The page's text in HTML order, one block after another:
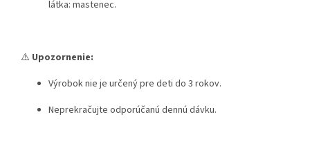
látka: mastenec.
⚠️ Upozornenie:
Výrobok nie je určený pre deti do 3 rokov.
Neprekračujte odporúčanú dennú dávku.